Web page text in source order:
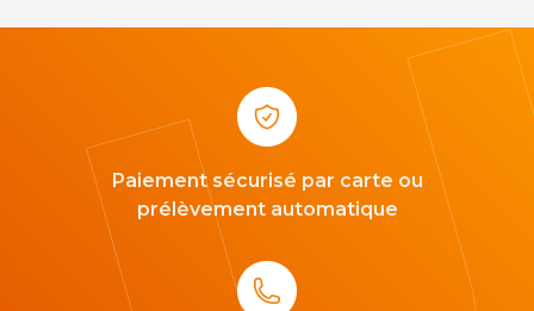
Paiement sécurisé par carte ou
prélèvement automatique